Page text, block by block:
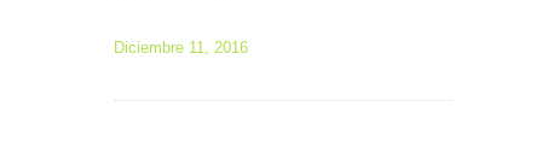
Diciembre 11, 2016